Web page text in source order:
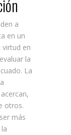
a
en un
virtud en
la
La
otros.
más